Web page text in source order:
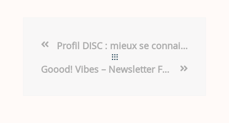
Profil DISC : mieux se connaitre pour mieux collaborer
Goood! Vibes – Newsletter Février 2025